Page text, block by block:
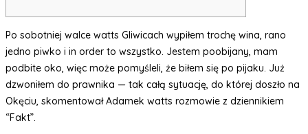
Po sobotniej walce watts Gliwicach wypiłem trochę wina, rano
jedno piwko i in order to wszystko. Jestem poobijany, mam
podbite oko, więc może pomyśleli, że biłem się po pijaku. Już
dzwoniłem do prawnika — tak całą sytuację, do której doszło na
Okęciu, skomentował Adamek watts rozmowie z dziennikiem
“Fakt”.